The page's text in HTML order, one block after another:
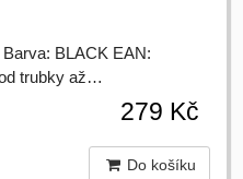
BLACK EAN:
trubky až…
279 Kč
Do košíku